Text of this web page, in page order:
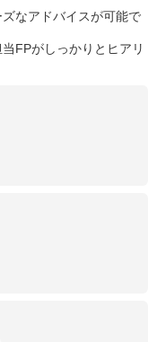
なアドバイスが可能で
FPがしっかりとヒアリ